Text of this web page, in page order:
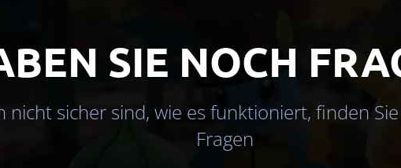
×2
SIE NOCH
nicht sicher sind, wie es funktioniert, finden
Fragen